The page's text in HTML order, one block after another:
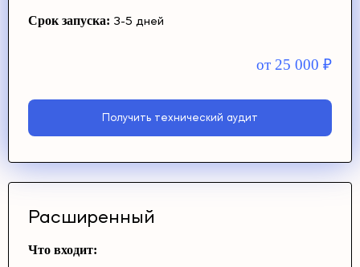
Срок запуска: 3-5 дней
от 25 000 ₽
Получить технический аудит
Расширенный
Что входит: